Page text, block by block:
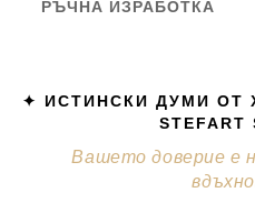
РЪЧНА ИЗРАБОТКА
✦ ИСТИНСКИ ДУМИ ОТ
STEFART
Вашето доверие е